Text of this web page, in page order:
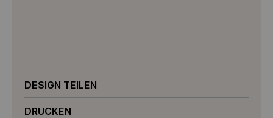
DESIGN TEILEN
DRUCKEN